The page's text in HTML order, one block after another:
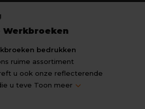
Werkbroeken
bedrukken
ruime assortiment
u ook onze reflecterende
u teve Toon meer